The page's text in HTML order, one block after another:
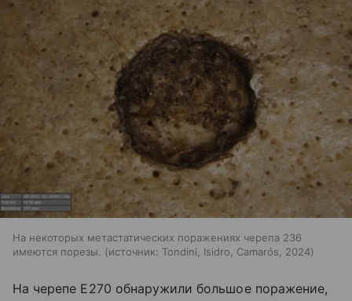
На некоторых метастатических поражениях черепа 236
имеются порезы.
источник: Tondini, Isidro, Camarós, 2024
На черепе E270 обнаружили большое поражение,